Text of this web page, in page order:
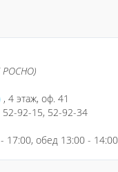
РОСНО)
, 4 этаж, оф. 41
92-15, 52-92-34
17:00, обед 13:00 - 14:00